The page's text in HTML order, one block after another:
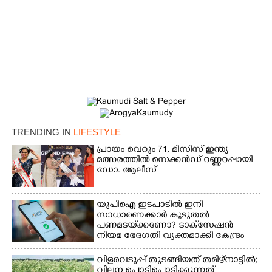
TRENDING IN LIFESTYLE
പ്രായം വെറും 71, മിസിസ് ഇന്ത്യ
മത്സരത്തിൽ സെക്കൻഡ് റണ്ണറപ്പായി
ഡോ. ആലീസ്
യുപിഐ ഇടപാടിൽ ഇനി
സാധാരണക്കാർ കൂടുതൽ
പണമടയ്‌ക്കണോ?​ ടാക്‌സേഷൻ
നിയമ ഭേദഗതി വ്യക്തമാക്കി കേന്ദ്രം
വിളവെടുപ്പ് തുടങ്ങിയത് തമിഴ്നാട്ടിൽ;